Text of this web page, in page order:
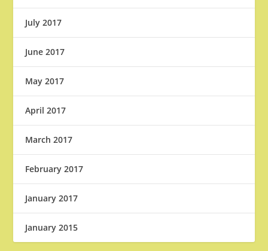
July 2017
June 2017
May 2017
April 2017
March 2017
February 2017
January 2017
January 2015